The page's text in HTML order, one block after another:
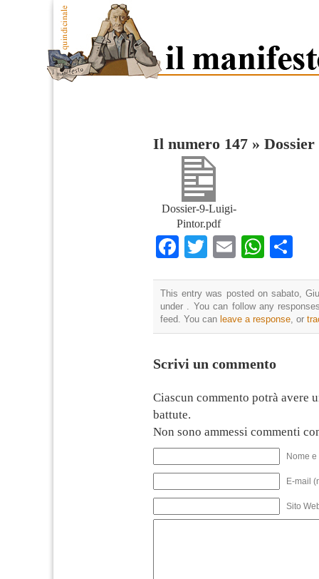
Il numero 147 »
Dossier-9-Luigi-
Pintor.pdf
Facebook
TwitterEmail
This entry was posted on sabato,
under . You can follow any
feed. You can leave a response, or
Scrivi un commento
Ciascun commento potrà avere
battute.
Non sono ammessi commenti
Nome
E-mail
Sito